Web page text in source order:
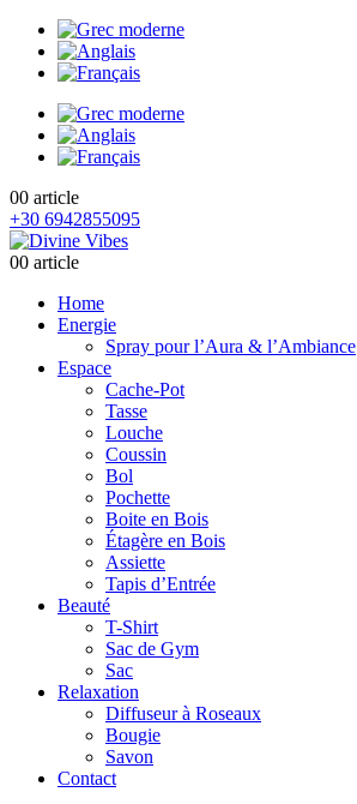
00 article
+30 6942855095
00 article
Home
Energie
Spray pour l’Aura & l’Ambiance
Espace
Cache-Pot
Tasse
Louche
Coussin
Bol
Pochette
Boite en Bois
Étagère en Bois
Assiette
Tapis d’Entrée
Beauté
T-Shirt
Sac de Gym
Sac
Relaxation
Diffuseur à Roseaux
Bougie
Savon
Contact